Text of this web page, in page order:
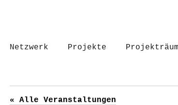
Netzwerk Projekte
« Alle Veranstaltungen